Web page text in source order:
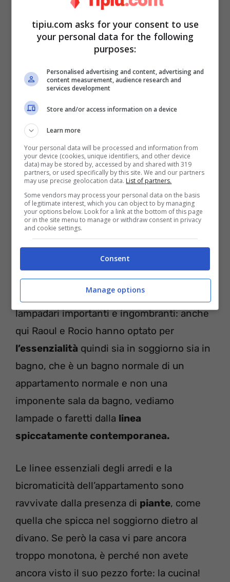
Casa Raoul Bova Rocio 20220201-tipiu.com
Attenzione all’illuminazione
Grande attenzione in tutta la casa è data
all’illuminazione. Niente chandelier o
lampadari importanti e ingombranti: anche
qui Raoul e Rocio hanno optato per
l’essenzialità quindi sia in soggiorno sia in
bagno, che è un bagno normale di un
appartamento normale e non una
imponente sala da bagno, vediamo
lampade o faretti dalla linea
spiccatamente contemporanea.
Le linee essenziali degli arredi e la
bicromaticità dell’appartamento sono
ravvivate dalla presenza di piante, come
quella che spicca nel soggiorno dietro al
divano. Se però la casa vi pare ancora
troppo monotona, è perché non avete
ancora visto il suo pezzo forte: la cucina!
tipiu.com asks for your consent to use
your personal data for the following
purposes:
Personalised advertising and content, advertising and
content measurement, audience research and
services development
Store and/or access information on a device
Learn more
Your personal data will be processed and information from
your device (cookies, unique identifiers, and other device
data) may be stored by, accessed by and shared with 319
partners, or used specifically by this site. We and our partners
may use precise geolocation data. List of partners.
Some vendors may process your personal data on the basis
of legitimate interest, which you can object to by managing
your options below. Look for a link at the bottom of this page
or in the site menu to manage or withdraw consent in privacy
and cookie settings.
Consent
Manage options